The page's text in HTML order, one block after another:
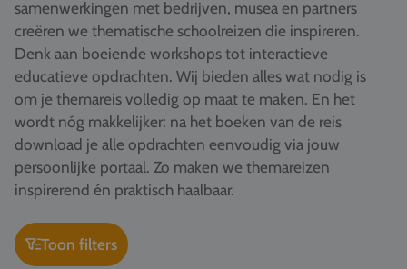
Referenties
Vacatures
Contact
076 522 30 57
Klantportaal
samenwerkingen met bedrijven, musea en partners
creëren we thematische schoolreizen die inspireren.
Denk aan boeiende workshops tot interactieve
educatieve opdrachten. Wij bieden alles wat nodig is
om je themareis volledig op maat te maken. En het
wordt nóg makkelijker: na het boeken van de reis
download je alle opdrachten eenvoudig via jouw
persoonlijke portaal. Zo maken we themareizen
inspirerend én praktisch haalbaar.
Toon filters